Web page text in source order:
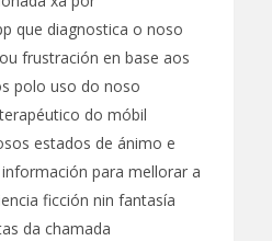
que diagnostica o noso
frustración en base aos
polo uso do noso
do móbil
estados de ánimo e
para mellorar a
ficción nin fantasía
da chamada